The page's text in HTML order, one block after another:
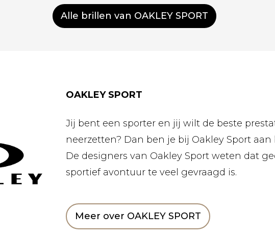
Alle brillen van OAKLEY SPORT
OAKLEY SPORT
Jij bent een sporter en jij wilt de beste
neerzetten? Dan ben je bij Oakley Sport aan
De designers van Oakley Sport weten dat
sportief avontuur te veel gevraagd is.
Meer over OAKLEY SPORT